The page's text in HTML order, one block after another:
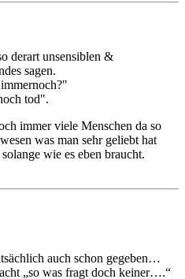
derart unsensiblen &
sagen.
tod".
immer viele Menschen da so
was man sehr geliebt hat
wie es eben braucht.
auch schon gegeben…
„so was fragt doch keiner….“